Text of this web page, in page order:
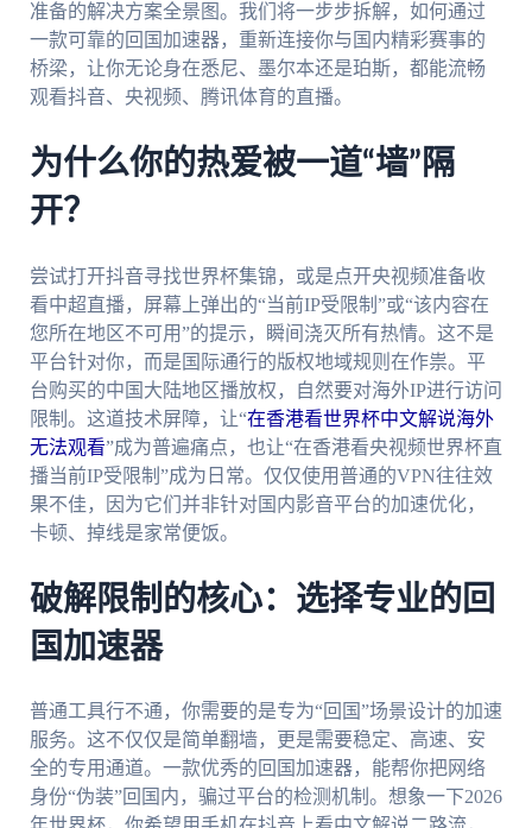
准备的解决方案全景图。我们将一步步拆解，如何通过
一款可靠的回国加速器，重新连接你与国内精彩赛事的
桥梁，让你无论身在悉尼、墨尔本还是珀斯，都能流畅
观看抖音、央视频、腾讯体育的直播。
为什么你的热爱被一道“墙”隔
开？
尝试打开抖音寻找世界杯集锦，或是点开央视频准备收
看中超直播，屏幕上弹出的“当前IP受限制”或“该内容在
您所在地区不可用”的提示，瞬间浇灭所有热情。这不是
平台针对你，而是国际通行的版权地域规则在作祟。平
台购买的中国大陆地区播放权，自然要对海外IP进行访问
限制。这道技术屏障，让“在香港看世界杯中文解说海外
无法观看”成为普遍痛点，也让“在香港看央视频世界杯直
播当前IP受限制”成为日常。仅仅使用普通的VPN往往效
果不佳，因为它们并非针对国内影音平台的加速优化，
卡顿、掉线是家常便饭。
破解限制的核心：选择专业的回
国加速器
普通工具行不通，你需要的是专为“回国”场景设计的加速
服务。这不仅仅是简单翻墙，更是需要稳定、高速、安
全的专用通道。一款优秀的回国加速器，能帮你把网络
身份“伪装”回国内，骗过平台的检测机制。想象一下2026